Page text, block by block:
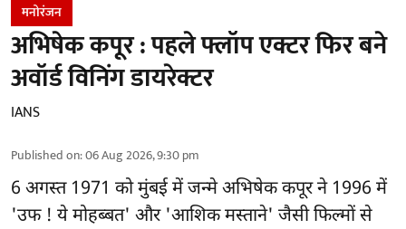
मनोरंजन
अभिषेक कपूर : पहले फ्लॉप एक्टर फिर बने
अवॉर्ड विनिंग डायरेक्टर
IANS
Published on:06 Aug 2026, 9:30 pm
6 अगस्त 1971 को मुंबई में जन्मे अभिषेक कपूर ने 1996 में
'उफ ! ये मोहब्बत' और 'आशिक मस्ताने' जैसी फिल्मों से